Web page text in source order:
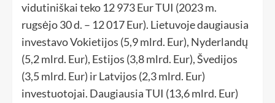
vidutiniškai teko 12 973 Eur TUI (2023 m.
rugsėjo 30 d. – 12 017 Eur). Lietuvoje daugiausia
investavo Vokietijos (5,9 mlrd. Eur), Nyderlandų
(5,2 mlrd. Eur), Estijos (3,8 mlrd. Eur), Švedijos
(3,5 mlrd. Eur) ir Latvijos (2,3 mlrd. Eur)
investuotojai. Daugiausia TUI (13,6 mlrd. Eur)